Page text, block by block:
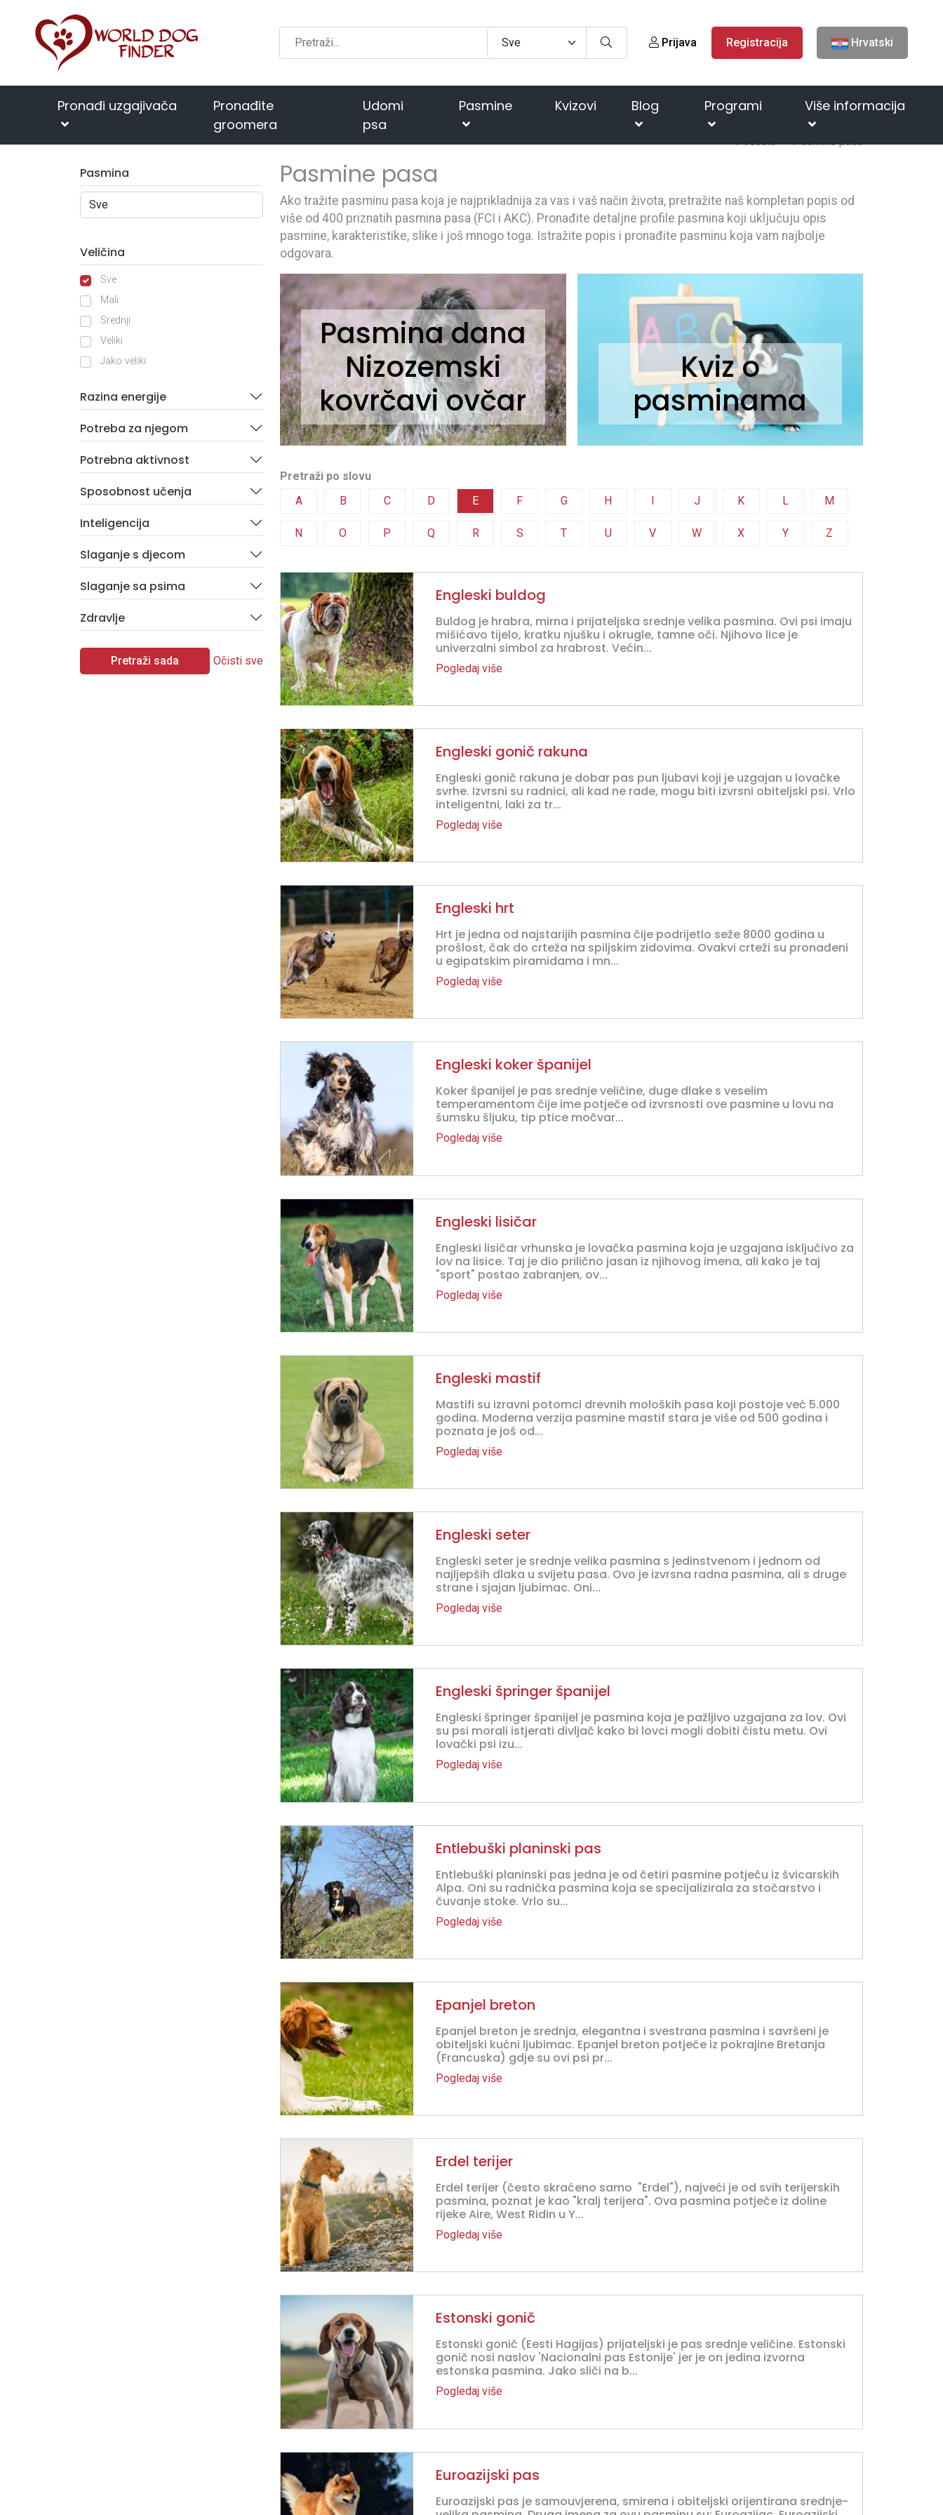
Prijava Registracija Hrvatski
Pronađi uzgajivača
Pronađite
groomera
Udomi
psa
Pasmine Kvizovi Blog Programi Više informacija
Početna Pasmine pasa
Pasmina
Veličina
Sve
Mali
Srednji
Veliki
Jako veliki
Razina energije
Potreba za njegom
Potrebna aktivnost
Sposobnost učenja
Inteligencija
Slaganje s djecom
Slaganje sa psima
Zdravlje
Pretraži sada Očisti sve
Pasmine pasa
Ako tražite pasminu pasa koja je najprikladnija za vas i vaš način života, pretražite naš kompletan popis od
više od 400 priznatih pasmina pasa (FCI i AKC). Pronađite detaljne profile pasmina koji uključuju opis
pasmine, karakteristike, slike i još mnogo toga. Istražite popis i pronađite pasminu koja vam najbolje
odgovara.
Pasmina dana
Nizozemski
kovrčavi ovčar
Kviz o
pasminama
Pretraži po slovu
A
B C D E F G H I J K L M
N O P Q R S T U V W X Y Z
Engleski buldog
Buldog je hrabra, mirna i prijateljska srednje velika pasmina. Ovi psi imaju
mišićavo tijelo, kratku njušku i okrugle, tamne oči. Njihovo lice je
univerzalni simbol za hrabrost. Većin...
Pogledaj više
Engleski gonič rakuna
Engleski gonič rakuna je dobar pas pun ljubavi koji je uzgajan u lovačke
svrhe. Izvrsni su radnici, ali kad ne rade, mogu biti izvrsni obiteljski psi. Vrlo
inteligentni, laki za tr...
Pogledaj više
Engleski hrt
Hrt je jedna od najstarijih pasmina čije podrijetlo seže 8000 godina u
prošlost, čak do crteža na spiljskim zidovima. Ovakvi crteži su pronađeni
u egipatskim piramidama i mn...
Pogledaj više
Engleski koker španijel
Koker španijel je pas srednje veličine, duge dlake s veselim
temperamentom čije ime potječe od izvrsnosti ove pasmine u lovu na
šumsku šljuku, tip ptice močvar...
Pogledaj više
Engleski lisičar
Engleski lisičar vrhunska je lovačka pasmina koja je uzgajana isključivo za
lov na lisice. Taj je dio prilično jasan iz njihovog imena, ali kako je taj
"sport" postao zabranjen, ov...
Pogledaj više
Engleski mastif
Mastifi su izravni potomci drevnih moloških pasa koji postoje već 5.000
godina. Moderna verzija pasmine mastif stara je više od 500 godina i
poznata je još od...
Pogledaj više
Engleski seter
Engleski seter je srednje velika pasmina s jedinstvenom i jednom od
najljepših dlaka u svijetu pasa. Ovo je izvrsna radna pasmina, ali s druge
strane i sjajan ljubimac. Oni...
Pogledaj više
Engleski špringer španijel
Engleski špringer španijel je pasmina koja je pažljivo uzgajana za lov. Ovi
su psi morali istjerati divljač kako bi lovci mogli dobiti čistu metu. Ovi
lovački psi izu...
Pogledaj više
Entlebuški planinski pas
Entlebuški planinski pas jedna je od četiri pasmine potječu iz švicarskih
Alpa. Oni su radnička pasmina koja se specijalizirala za stočarstvo i
čuvanje stoke. Vrlo su...
Pogledaj više
Epanjel breton
Epanjel breton je srednja, elegantna i svestrana pasmina i savršeni je
obiteljski kućni ljubimac. Epanjel breton potječe iz pokrajine Bretanja
(Francuska) gdje su ovi psi pr...
Pogledaj više
Erdel terijer
Erdel terijer (često skraćeno samo "Erdel"), najveći je od svih terijerskih
pasmina, poznat je kao "kralj terijera". Ova pasmina potječe iz doline
rijeke Aire, West Ridin u Y...
Pogledaj više
Estonski gonič
Estonski gonič (Eesti Hagijas) prijateljski je pas srednje veličine. Estonski
gonič nosi naslov 'Nacionalni pas Estonije' jer je on jedina izvorna
estonska pasmina. Jako sliči na b...
Pogledaj više
Euroazijski pas
Euroazijski pas je samouvjerena, smirena i obiteljski orijentirana srednje-